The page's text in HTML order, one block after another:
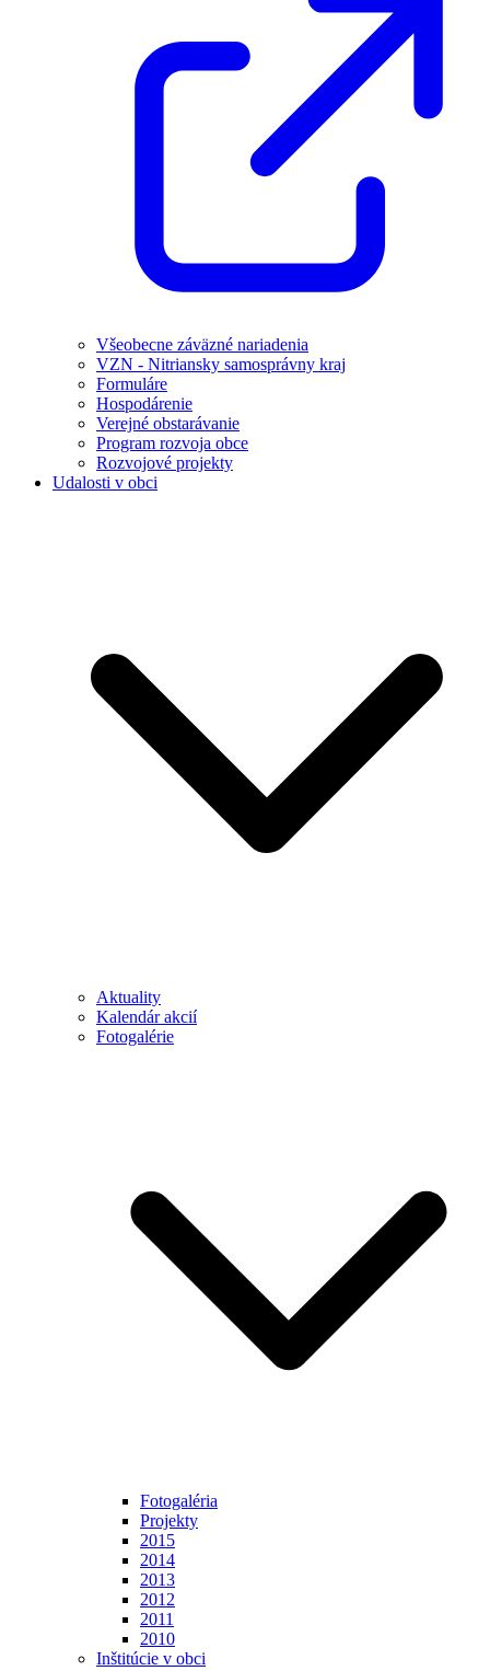
Všeobecne záväzné nariadenia
VZN - Nitriansky samosprávny kraj
Formuláre
Hospodárenie
Verejné obstarávanie
Program rozvoja obce
Rozvojové projekty
Udalosti v obci
Aktuality
Kalendár akcií
Fotogalérie
Fotogaléria
Projekty
2015
2014
2013
2012
2011
2010
Inštitúcie v obci